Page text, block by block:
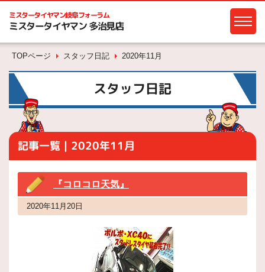
ミスタータイヤマン岐阜フォーラム
ミスタータイヤマン 多治見店
TOPページ スタッフ日記 2020年11月
スタッフ日記
記事一覧｜2020年11月
『コロコロ天気』
2020年11月20日